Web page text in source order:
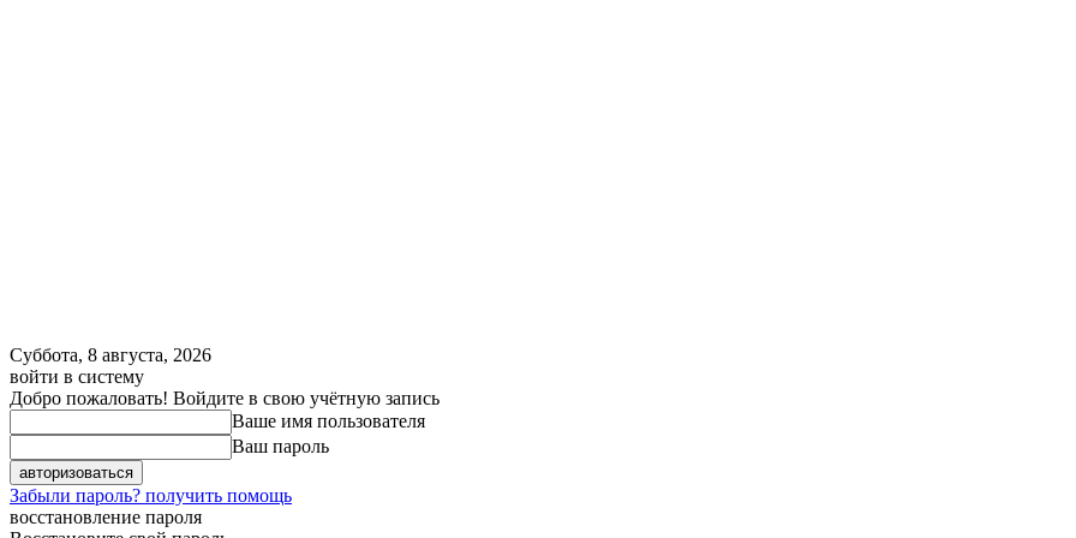
Суббота, 8 августа, 2026
войти в систему
Добро пожаловать! Войдите в свою учётную запись
Ваше имя пользователя
Ваш пароль
Забыли пароль? получить помощь
восстановление пароля